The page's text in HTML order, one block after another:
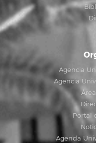
Agencia
Agencia
Portal
Agenda